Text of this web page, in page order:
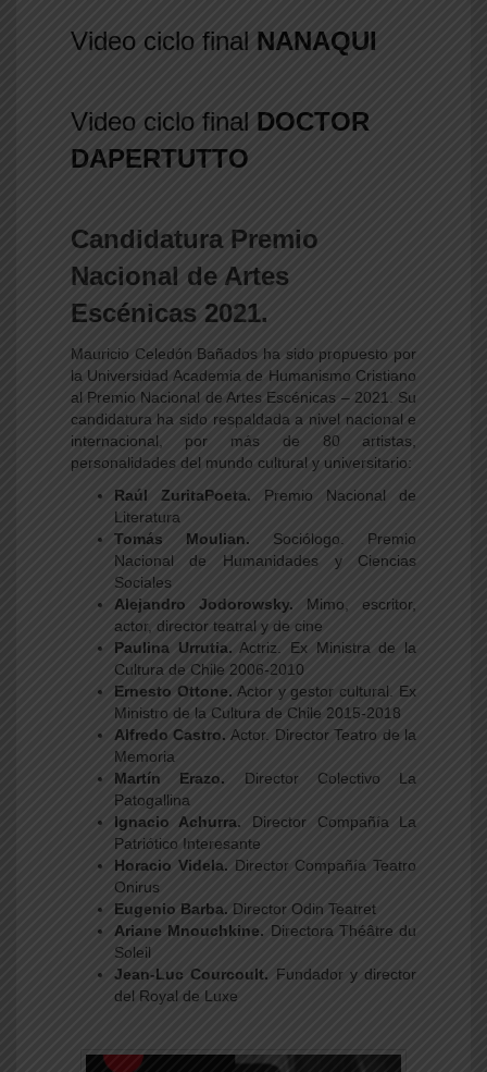
Video ciclo final NANAQUI
Video ciclo final DOCTOR
DAPERTUTTO
Candidatura Premio
Nacional de Artes
Escénicas 2021.
Mauricio Celedón Bañados ha sido propuesto por
la Universidad Academia de Humanismo Cristiano
al Premio Nacional de Artes Escénicas – 2021. Su
candidatura ha sido respaldada a nivel nacional e
internacional, por más de 80 artistas,
personalidades del mundo cultural y universitario:
Raúl ZuritaPoeta. Premio Nacional de
Literatura
Tomás Moulian. Sociólogo. Premio
Nacional de Humanidades y Ciencias
Sociales
Alejandro Jodorowsky. Mimo, escritor,
actor, director teatral y de cine
Paulina Urrutia. Actriz. Ex Ministra de la
Cultura de Chile 2006-2010
Ernesto Ottone. Actor y gestor cultural. Ex
Ministro de la Cultura de Chile 2015-2018
Alfredo Castro. Actor. Director Teatro de la
Memoria
Martín Erazo. Director Colectivo La
Patogallina
Ignacio Achurra. Director Compañía La
Patriótico Interesante
Horacio Videla. Director Compañía Teatro
Onirus
Eugenio Barba. Director Odin Teatret
Ariane Mnouchkine. Directora Théâtre du
Soleil
Jean-Luc Courcoult. Fundador y director
del Royal de Luxe